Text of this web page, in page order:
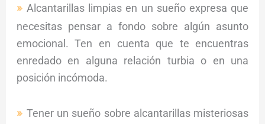
Alcantarillas limpias en un sueño expresa que
necesitas pensar a fondo sobre algún asunto
emocional. Ten en cuenta que te encuentras
enredado en alguna relación turbia o en una
posición incómoda.
Tener un sueño sobre alcantarillas misteriosas